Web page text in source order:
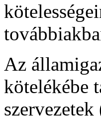
Az
kötelékébe